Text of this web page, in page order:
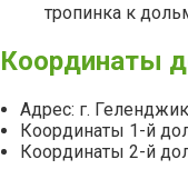
тропинка к
Координаты
Адрес: г.
Координаты 1-й
Координаты 2-й